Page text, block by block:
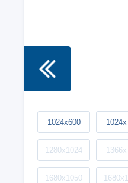
1024x600
1280x1024
1680x1050